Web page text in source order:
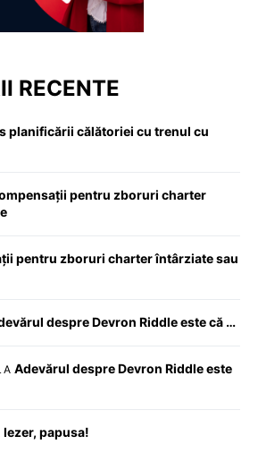
RECENTE
planificării călătoriei cu trenul cu
pentru zboruri charter
pentru zboruri charter întârziate sau
despre Devron Riddle este că …
Adevărul despre Devron Riddle este
Iezer, papusa!